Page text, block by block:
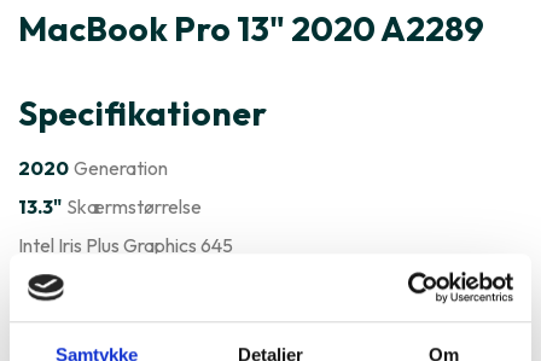
Samtykke Detaljer Om
MacBook Pro 13" 2020 A2289
Specifikationer
2020 Generation
13.3" Skærmstørrelse
Intel Iris Plus Graphics 645
MacOS
Varenummer 132707